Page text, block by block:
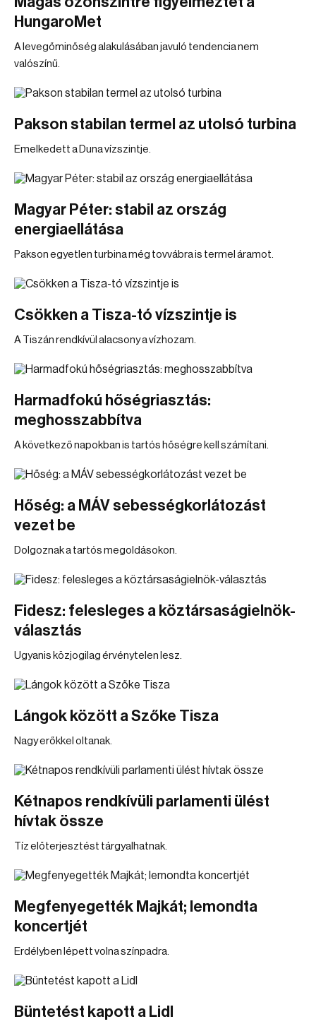
HungaroMet
A levegőminőség alakulásában javuló tendencia nem
valószínű.
Pakson stabilan termel az utolsó turbina
Emelkedett a Duna vízszintje.
Magyar Péter: stabil az ország
energiaellátása
Pakson egyetlen turbina még tovvábra is termel áramot.
Csökken a Tisza-tó vízszintje is
A Tiszán rendkívül alacsony a vízhozam.
Harmadfokú hőségriasztás:
meghosszabbítva
A következő napokban is tartós hőségre kell számítani.
Hőség: a MÁV sebességkorlátozást
vezet be
Dolgoznak a tartós megoldásokon.
Fidesz: felesleges a köztársaságielnök-
választás
Ugyanis közjogilag érvénytelen lesz.
Lángok között a Szőke Tisza
Nagy erőkkel oltanak.
Kétnapos rendkívüli parlamenti ülést
hívtak össze
Tíz előterjesztést tárgyalhatnak.
Megfenyegették Majkát; lemondta
koncertjét
Erdélyben lépett volna színpadra.
Büntetést kapott a Lidl